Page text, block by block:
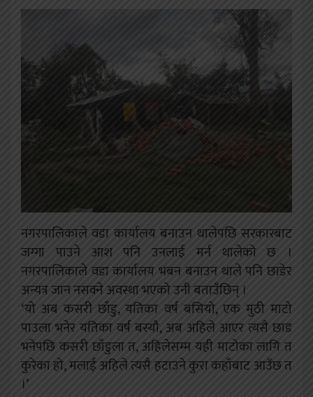
नगरपालिकाले वडा कार्यालय बनाउन थालेपछि सरकारबाट
जग्गा पाउने आश पनि उनलाई मर्न थालेको छ ।
नगरपालिकाले वडा कार्यालय भबन बनाउन थाले पनि छाडेर
अन्यत्र जान नसक्ने अवस्था भएको उनी बताउँछिन् ।
‘यो अब कसरी छाँडु, यतिका वर्ष बसियो, एक मुठी माटो
पाउला भनेर यतिका वर्ष बस्यौ, अब अहिले आएर त्यसै छाड
भनेपछि कसरी छाँडुला त, अहिलेसम्म यही माटोका लागि त
कुरेका हो, मलाई अहिले त्यसै हटाउने कुरा कहाँबाट आउँछ त
।’